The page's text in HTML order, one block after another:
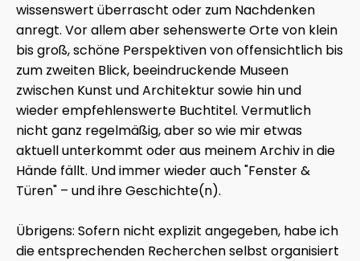
wissenswert überrascht oder zum Nachdenken
anregt. Vor allem aber sehenswerte Orte von klein
bis groß, schöne Perspektiven von offensichtlich bis
zum zweiten Blick, beeindruckende Museen
zwischen Kunst und Architektur sowie hin und
wieder empfehlenswerte Buchtitel. Vermutlich
nicht ganz regelmäßig, aber so wie mir etwas
aktuell unterkommt oder aus meinem Archiv in die
Hände fällt. Und immer wieder auch "Fenster &
Türen" – und ihre Geschichte(n).
Übrigens: Sofern nicht explizit angegeben, habe ich
die entsprechenden Recherchen selbst organisiert